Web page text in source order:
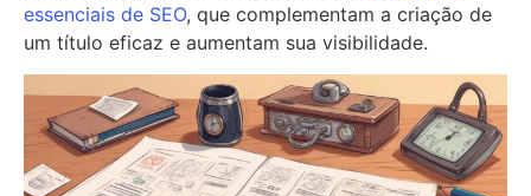
essenciais de SEO, que complementam a criação de
um título eficaz e aumentam sua visibilidade.